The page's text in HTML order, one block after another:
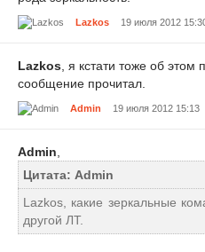
Lazkos 19 июля 2012
Lazkos , я кстати тоже об
сообщение прочитал.
Admin 19 июля 2012 15:13
Admin
Цитата: Admin
Lazkos, какие зеркальные
другой ЛТ.